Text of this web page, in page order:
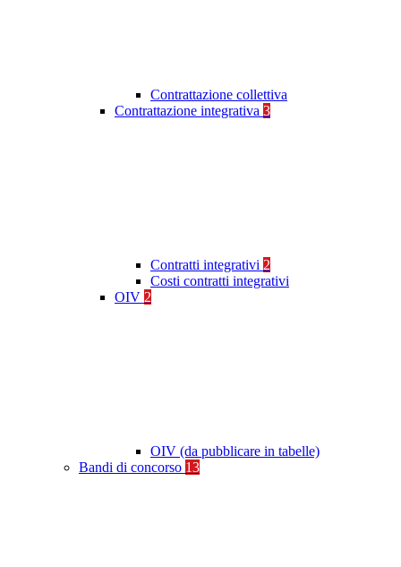
Contrattazione collettiva
Contrattazione integrativa 3
Contratti integrativi 2
Costi contratti integrativi
OIV 2
OIV (da pubblicare in tabelle)
Bandi di concorso 13